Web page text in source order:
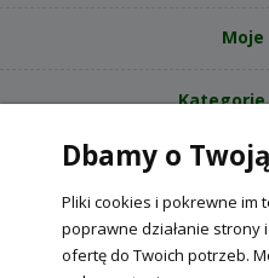
Internetowy sklep
NIP: 6090037061, REGON:
Dbamy o
Pliki cookies i pokrewne im
poprawne działanie strony
ofertę do Twoich potrzeb.